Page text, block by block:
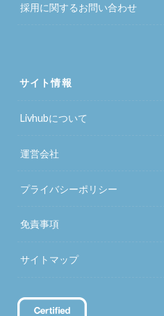
採用に関するお問い合わせ
サイト情報
Livhubについて
運営会社
プライバシーポリシー
免責事項
サイトマップ